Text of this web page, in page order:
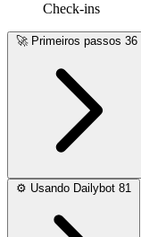
Check-ins
🚀 Primeiros passos 36
⚙️ Usando Dailybot 81